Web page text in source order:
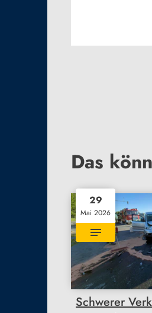
Das
29
Mai 2026
Schwerer